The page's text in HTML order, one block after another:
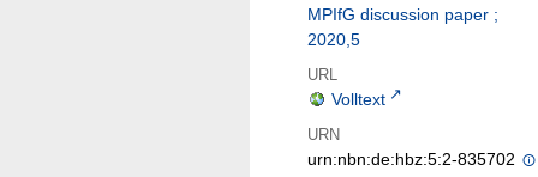
MPIfG discussion paper ;
2020,5
URL
Volltext
URN
urn:nbn:de:hbz:5:2-835702